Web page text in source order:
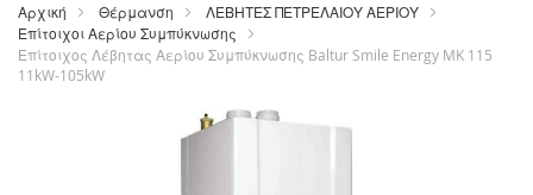
περιεχόμενο
Αρχική Θέρμανση
ΛΕΒΗΤΕΣ ΠΕΤΡΕΛΑΙΟΥ ΑΕΡΙΟΥ
Επίτοιχοι Αερίου Συμπύκνωσης
Επίτοιχος Λέβητας Αερίου Συμπύκνωσης Baltur Smile Energy MK 115
11kW-105kW